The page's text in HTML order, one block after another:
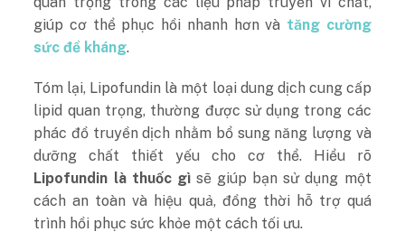
giúp cơ thể phục hồi nhanh hơn và tăng cường
sức đề kháng.
Tóm lại, Lipofundin là một loại dung dịch cung cấp
lipid quan trọng, thường được sử dụng trong các
phác đồ truyền dịch nhằm bổ sung năng lượng và
dưỡng chất thiết yếu cho cơ thể. Hiểu rõ
Lipofundin là thuốc gì sẽ giúp bạn sử dụng một
cách an toàn và hiệu quả, đồng thời hỗ trợ quá
trình hồi phục sức khỏe một cách tối ưu.